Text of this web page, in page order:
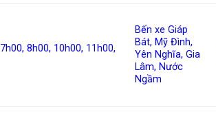
7h00, 8h00, 10h00, 11h00,
Bến xe Giáp
Bát, Mỹ Đình,
Yên Nghĩa, Gia
Lâm, Nước
Ngầm